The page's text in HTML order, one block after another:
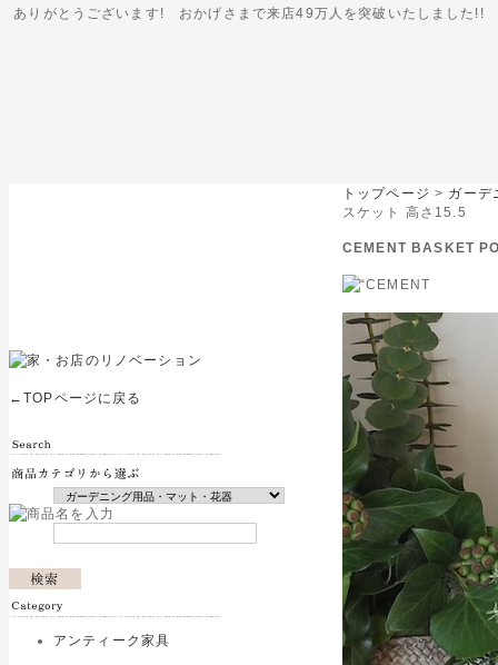
ありがとうございます! おかげさまで来店49万人を突破いたしました!!
←TOPページに戻る
アンティーク家具
トップページ > ガーデ
スケット 高さ15.5
CEMENT BASKET